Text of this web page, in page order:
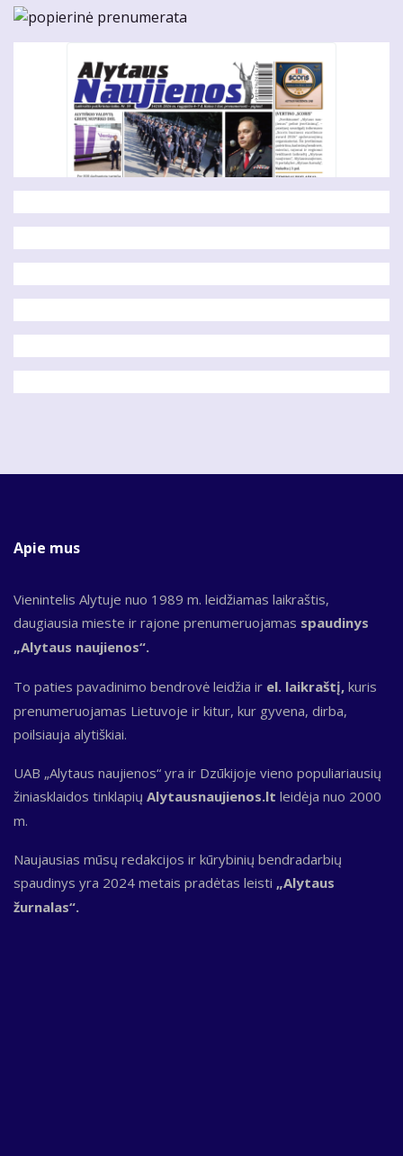
Apie mus
Vienintelis Alytuje nuo 1989 m. leidžiamas laikraštis,
daugiausia mieste ir rajone prenumeruojamas spaudinys
„Alytaus naujienos“.
To paties pavadinimo bendrovė leidžia ir el. laikraštį, kuris
prenumeruojamas Lietuvoje ir kitur, kur gyvena, dirba,
poilsiauja alytiškiai.
UAB „Alytaus naujienos“ yra ir Dzūkijoje vieno populiariausių
žiniasklaidos tinklapių Alytausnaujienos.lt leidėja nuo 2000
m.
Naujausias mūsų redakcijos ir kūrybinių bendradarbių
spaudinys yra 2024 metais pradėtas leisti „Alytaus
žurnalas“.